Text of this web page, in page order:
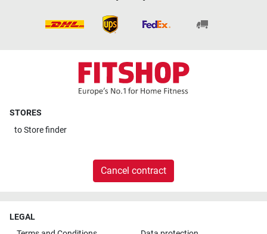
STORES
toStore finder
Cancel contract
LEGAL